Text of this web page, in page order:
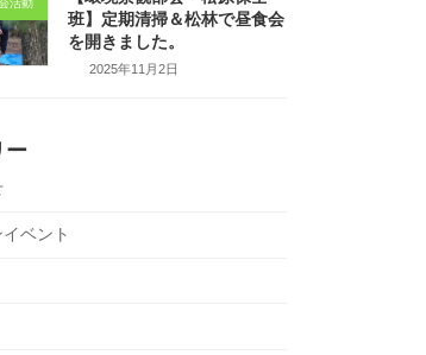
活動
班】定期清掃＆松林で昼食会
を開きました。
2025年11月2日
ー
ベント